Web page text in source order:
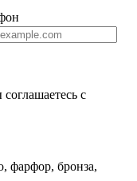
с
фарфор, бронза,